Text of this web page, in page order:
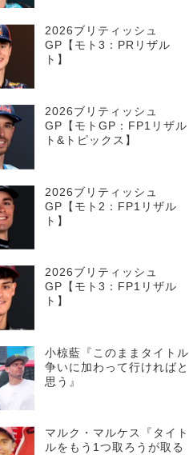
2026ブリティッシュ
GP【モト3：PRリザル
ト】
2026ブリティッシュ
GP【モトGP：FP1リザル
ト&トピックス】
2026ブリティッシュ
GP【モト2：FP1リザル
ト】
2026ブリティッシュ
GP【モト3：FP1リザル
ト】
小椋藍『このままタイトル
争いに加わって行ければと
思う』
マルク・マルケス『タイト
ルをもう1つ取ろうが取る